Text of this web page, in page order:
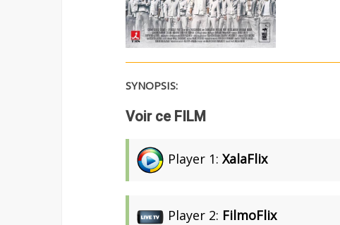
SYNOPSIS:
Voir ce FILM
Player 1: XalaFlix
Player 2: FilmoFlix